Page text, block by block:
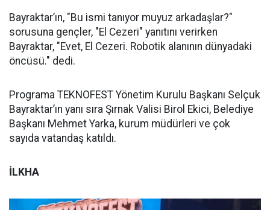
Bayraktar’ın, "Bu ismi tanıyor muyuz arkadaşlar?"
sorusuna gençler, "El Cezeri" yanıtını verirken
Bayraktar, "Evet, El Cezeri. Robotik alanının dünyadaki
öncüsü." dedi.
Programa TEKNOFEST Yönetim Kurulu Başkanı Selçuk
Bayraktar’ın yanı sıra Şırnak Valisi Birol Ekici, Belediye
Başkanı Mehmet Yarka, kurum müdürleri ve çok
sayıda vatandaş katıldı.
İLKHA